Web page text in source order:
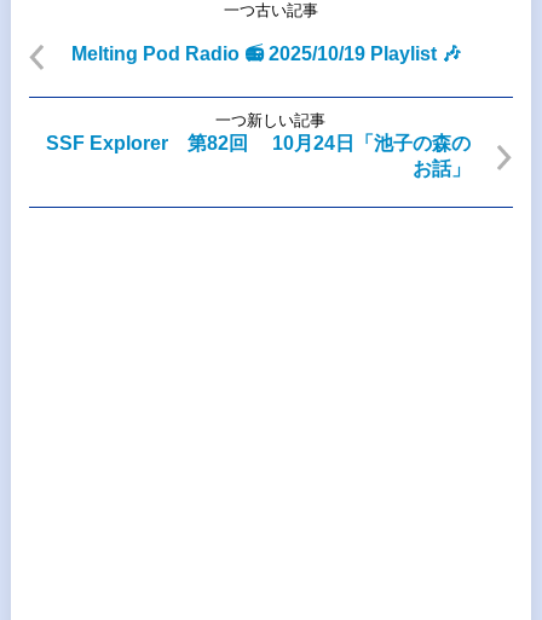
一つ古い記事
Melting Pod Radio 📻 2025/10/19 Playlist 🎶
一つ新しい記事
SSF Explorer 第82回 10月24日「池子の森の
お話」